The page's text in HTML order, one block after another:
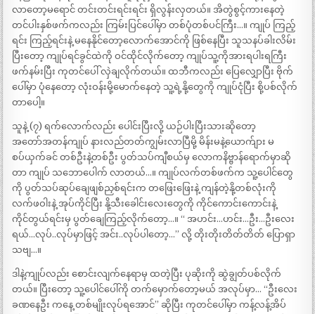
လာတော့မရောင် တင်းတင်းရင်းရင်း ရှိလွန်းလှတယ်။ အိတွဲစွင့်ကားနေတဲ့
တင်ပါးနှစ်ဖက်ကလည်း ကြမ်းပြင်ပေါ်မှာ တစ်ပုံတစ်ပင်ကြီး…။ ကျုပ် ကြည့်
ရင်း ကြည့်ရင်းနဲ့ မနေနိုင်တော့လောက်အောင်ကို ဖြစ်နေပြီး သူသနပ်ခါးလိမ်း
ပြီးတော့ ကျုပ်ရင်ခွင်ထဲကို ဝင်ထိုင်လိုက်တော့ ကျုပ်သူ့ကိုအားရပါးရကြီး
ဖက်နမ်းပြီး ကုတင်ပေါ် လှဲချလိုက်တယ်။ ထဘီကလည်း ပြေလျှောပြီး ဗိုက်
ပေါ်မှာ ပုံနေတော့ လုံးဝန်းမို့မောက်နေတဲ့ သူ့ရဲ့နို့တွေကို ကျုပ်ငုံပြီး စို့ပစ်လိုက်
တာပေါ့။
သူနဲ့ (၇) ရက်လောက်လည်း ပေါင်းပြီးလို့ ယဉ်ပါးပြီးသားဆိုတော့
အတော်အတန်ကျုပ် နားလည်တတ်ကျွမ်းလာပြီမို့ မိန်းမနဲ့ယောက်ျား မ
စပ်ယှက်ခင် တစ်ဦးနဲ့တစ်ဦး ပွတ်သပ်ကျီစယ်မှ လောကနိဗ္ဗာန်ရောက်မှာဆို
တာ ကျုပ် သဘောပေါက် လာတယ်…။ ကျုပ်လက်တစ်ဖက်က သူ့ပေါင်တွေ
ကို ပွတ်သပ်ဆုပ်ချေဖျစ်ညှစ်ရင်းက တဖြေးဖြေးနဲ့ ကျန်တဲ့နို့တစ်လုံးကို
လက်ဖဝါးနဲ့ အုပ်ကိုင်ပြီး နို့သီးခေါင်းလေးတွေကို ကိုင်ကောင်းကောင်းနဲ့
ကိုင်တွယ်ရင်းမှ ပွတ်ချေကြည့်လိုက်တော့…။ “ အဟင်း…ဟင်း…ဦး…ဦးလေး
ရယ်…လုပ်..လုပ်မှာဖြင့် အင်း..လုပ်ပါတော့…” လို့ တိုးတိုးတိတ်တိတ် ပြောရှာ
သဗျ…။
ဒါနဲ့ကျုပ်လည်း စောင်းလျက်နေရာမှ ထတဲ့ပြီး ပုဆိုးကို ဆွဲချွတ်ပစ်လိုက်
တယ်။ ပြီးတော့ သူ့ပေါင်ပေါ်ကို တက်မှောက်တော့မယ် အလုပ်မှာ… “ဦးလေး
ခဏနေဦး ကနေ့ တစ်မျိုးလုပ်ရအောင်” ဆိုပြီး ကုတင်ပေါ်မှာ ကန့်လန့်အိပ်